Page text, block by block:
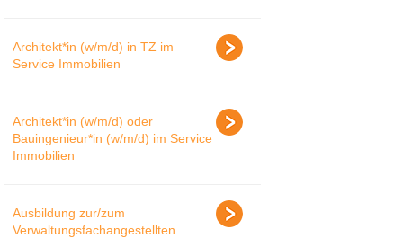
Architekt*in (w/m/d) in TZ im
Service Immobilien
Architekt*in (w/m/d) oder
Bauingenieur*in (w/m/d) im Service
Immobilien
Ausbildung zur/zum
Verwaltungsfachangestellten